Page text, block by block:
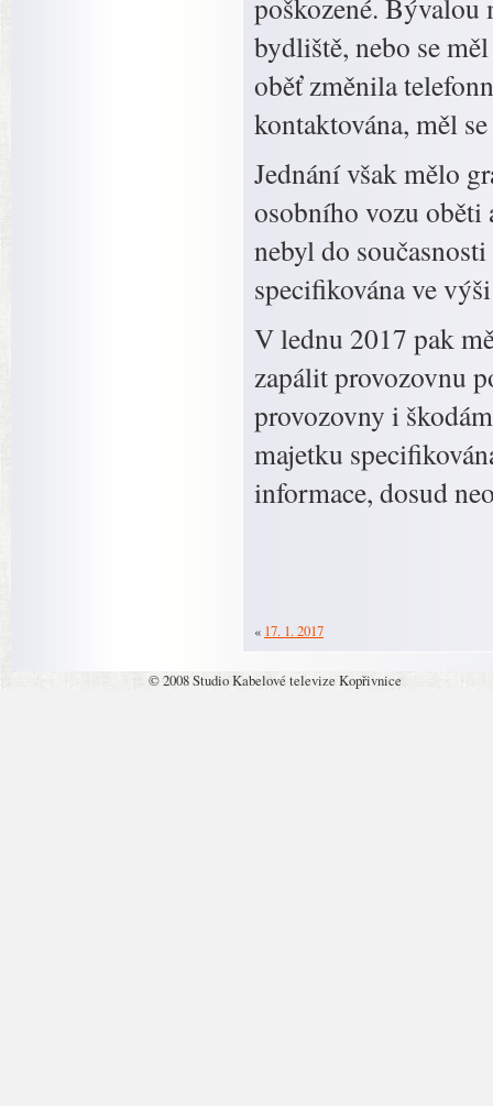
poškozené.
bydliště, nebo se
oběť změnila
kontaktována, měl
Jednání však mělo
osobního vozu
nebyl do
specifikována ve
V lednu 2017 pak
zapálit provozovnu
provozovny i
majetku
informace, dosud
« 17. 1. 2017
© 2008 Studio Kabelové televize Kopřivnice